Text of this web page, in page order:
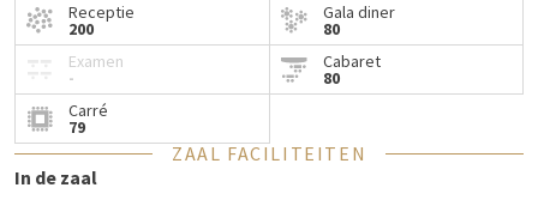
Receptie
200
Gala diner
80
Examen
-
Cabaret
80
Carré
79
ZAAL FACILITEITEN
In de zaal